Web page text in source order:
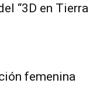
“3D en Tierra
femenina